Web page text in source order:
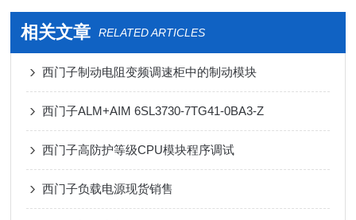
相关文章 RELATED ARTICLES
西门子制动电阻变频调速柜中的制动模块
西门子ALM+AIM 6SL3730-7TG41-0BA3-Z
西门子高防护等级CPU模块程序调试
西门子负载电源现货销售